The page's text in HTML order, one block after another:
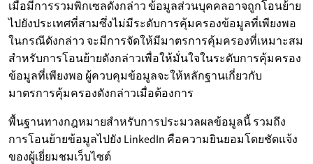
เมื่อมีการรวมพิกเซลดังกล่าว ข้อมูลส่วนบุคคลอาจถูกโอนย้าย
ไปยังประเทศที่สามซึ่งไม่มีระดับการคุ้มครองข้อมูลที่เพียงพอ
ในกรณีดังกล่าว จะมีการจัดให้มีมาตรการคุ้มครองที่เหมาะสม
สำหรับการโอนย้ายดังกล่าวเพื่อให้มั่นใจในระดับการคุ้มครอง
ข้อมูลที่เพียงพอ ผู้ควบคุมข้อมูลจะให้หลักฐานเกี่ยวกับ
มาตรการคุ้มครองดังกล่าวเมื่อต้องการ
พื้นฐานทางกฎหมายสำหรับการประมวลผลข้อมูลนี้ รวมถึง
การโอนย้ายข้อมูลไปยัง LinkedIn คือความยินยอมโดยชัดแจ้ง
ของผู้เยี่ยมชมเว็บไซต์